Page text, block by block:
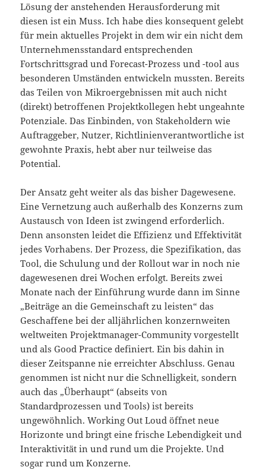
Lösung der anstehenden Herausforderung mit
diesen ist ein Muss. Ich habe dies konsequent gelebt
für mein aktuelles Projekt in dem wir ein nicht dem
Unternehmensstandard entsprechenden
Fortschrittsgrad und Forecast-Prozess und -tool aus
besonderen Umständen entwickeln mussten. Bereits
das Teilen von Mikroergebnissen mit auch nicht
(direkt) betroffenen Projektkollegen hebt ungeahnte
Potenziale. Das Einbinden, von Stakeholdern wie
Auftraggeber, Nutzer, Richtlinienverantwortliche ist
gewohnte Praxis, hebt aber nur teilweise das
Potential.
Der Ansatz geht weiter als das bisher Dagewesene.
Eine Vernetzung auch außerhalb des Konzerns zum
Austausch von Ideen ist zwingend erforderlich.
Denn ansonsten leidet die Effizienz und Effektivität
jedes Vorhabens. Der Prozess, die Spezifikation, das
Tool, die Schulung und der Rollout war in noch nie
dagewesenen drei Wochen erfolgt. Bereits zwei
Monate nach der Einführung wurde dann im Sinne
„Beiträge an die Gemeinschaft zu leisten“ das
Geschaffene bei der alljährlichen konzernweiten
weltweiten Projektmanager-Community vorgestellt
und als Good Practice definiert. Ein bis dahin in
dieser Zeitspanne nie erreichter Abschluss. Genau
genommen ist nicht nur die Schnelligkeit, sondern
auch das „Überhaupt“ (abseits von
Standardprozessen und Tools) ist bereits
ungewöhnlich. Working Out Loud öffnet neue
Horizonte und bringt eine frische Lebendigkeit und
Interaktivität in und rund um die Projekte. Und
sogar rund um Konzerne.